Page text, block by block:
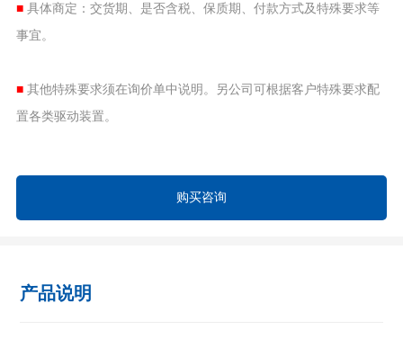
■ 具体商定：交货期、是否含税、保质期、付款方式及特殊要求等
事宜。
■ 其他特殊要求须在询价单中说明。另公司可根据客户特殊要求配
置各类驱动装置。
购买咨询
产品说明